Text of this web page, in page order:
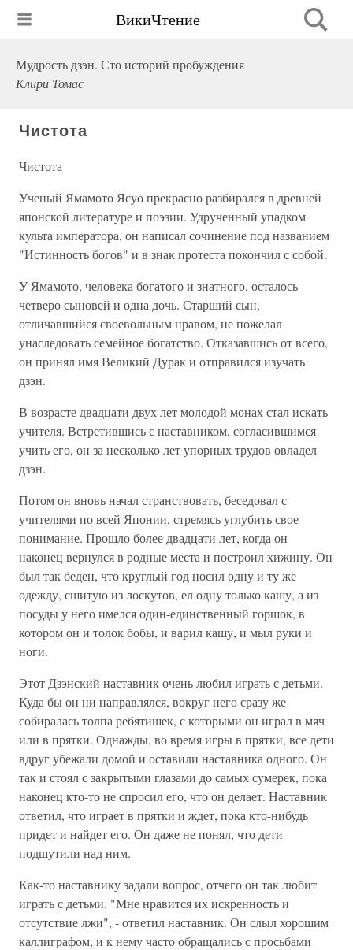
ВикиЧтение
Мудрость дзэн. Сто историй пробуждения
Клири Томас
Чистота
Чистота
Ученый Ямамото Ясуо прекрасно разбирался в древней
японской литературе и поэзии. Удрученный упадком
культа императора, он написал сочинение под названием
"Истинность богов" и в знак протеста покончил с собой.
У Ямамото, человека богатого и знатного, осталось
четверо сыновей и одна дочь. Старший сын,
отличавшийся своевольным нравом, не пожелал
унаследовать семейное богатство. Отказавшись от всего,
он принял имя Великий Дурак и отправился изучать
дзэн.
В возрасте двадцати двух лет молодой монах стал искать
учителя. Встретившись с наставником, согласившимся
учить его, он за несколько лет упорных трудов овладел
дзэн.
Потом он вновь начал странствовать, беседовал с
учителями по всей Японии, стремясь углубить свое
понимание. Прошло более двадцати лет, когда он
наконец вернулся в родные места и построил хижину. Он
был так беден, что круглый год носил одну и ту же
одежду, сшитую из лоскутов, ел одну только кашу, а из
посуды у него имелся один-единственный горшок, в
котором он и толок бобы, и варил кашу, и мыл руки и
ноги.
Этот Дзэнский наставник очень любил играть с детьми.
Куда бы он ни направлялся, вокруг него сразу же
собиралась толпа ребятишек, с которыми он играл в мяч
или в прятки. Однажды, во время игры в прятки, все дети
вдруг убежали домой и оставили наставника одного. Он
так и стоял с закрытыми глазами до самых сумерек, пока
наконец кто-то не спросил его, что он делает. Наставник
ответил, что играет в прятки и ждет, пока кто-нибудь
придет и найдет его. Он даже не понял, что дети
подшутили над ним.
Как-то наставнику задали вопрос, отчего он так любит
играть с детьми. "Мне нравится их искренность и
отсутствие лжи", - ответил наставник. Он слыл хорошим
каллиграфом, и к нему часто обращались с просьбами